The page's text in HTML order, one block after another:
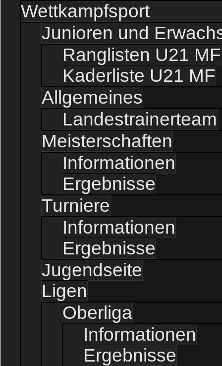
Wettkampfsport
Junioren und
Ranglisten U21 MF
Kaderliste U21 MF
Allgemeines
Landestrainerteam
Meisterschaften
Informationen
Ergebnisse
Turniere
Informationen
Ergebnisse
Jugendseite
Ligen
Oberliga
Informationen
Ergebnisse